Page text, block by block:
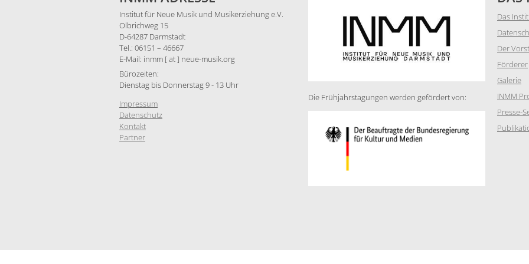
Institut für Neue Musik und Musikerziehung e.V.
Olbrichweg 15
D-64287 Darmstadt
Tel.: 06151 – 46667
E-Mail: inmm [ at ] neue-musik.org
Bürozeiten:
Dienstag bis Donnerstag 9 - 13 Uhr
Impressum
Datenschutz
Kontakt
Partner
Die Frühjahrstagungen werden gefördert von:
Das
Der
Förderer
Galerie
INMM
Presse-